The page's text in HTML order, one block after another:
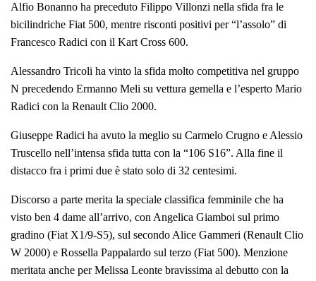
Alfio Bonanno ha preceduto Filippo Villonzi nella sfida fra le
bicilindriche Fiat 500, mentre risconti positivi per “l’assolo” di
Francesco Radici con il Kart Cross 600.
Alessandro Tricoli ha vinto la sfida molto competitiva nel gruppo
N precedendo Ermanno Meli su vettura gemella e l’esperto Mario
Radici con la Renault Clio 2000.
Giuseppe Radici ha avuto la meglio su Carmelo Crugno e Alessio
Truscello nell’intensa sfida tutta con la “106 S16”. Alla fine il
distacco fra i primi due è stato solo di 32 centesimi.
Discorso a parte merita la speciale classifica femminile che ha
visto ben 4 dame all’arrivo, con Angelica Giamboi sul primo
gradino (Fiat X1/9-S5), sul secondo Alice Gammeri (Renault Clio
W 2000) e Rossella Pappalardo sul terzo (Fiat 500). Menzione
meritata anche per Melissa Leonte bravissima al debutto con la